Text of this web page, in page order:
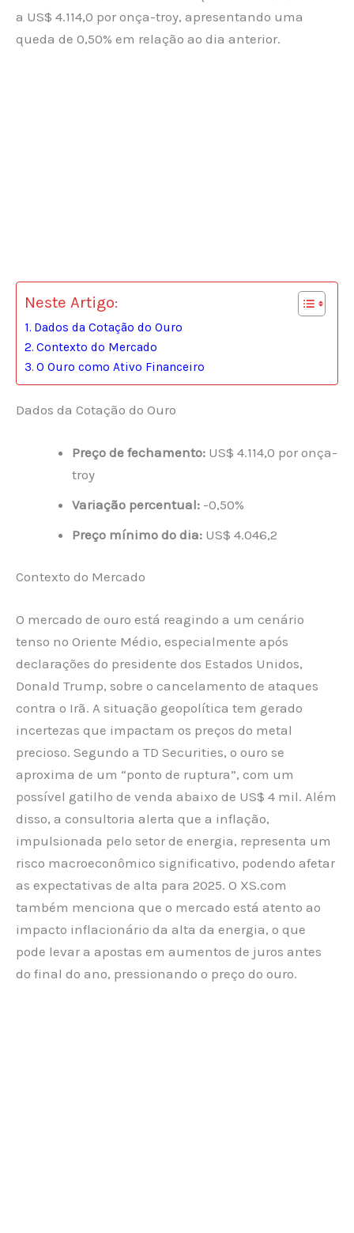
a US$ 4.114,0 por onça-troy, apresentando uma
queda de 0,50% em relação ao dia anterior.
Neste Artigo:
Dados da Cotação do Ouro
Contexto do Mercado
O Ouro como Ativo Financeiro
Dados da Cotação do Ouro
Preço de fechamento: US$ 4.114,0 por onça-
troy
Variação percentual: -0,50%
Preço mínimo do dia: US$ 4.046,2
Contexto do Mercado
O mercado de ouro está reagindo a um cenário
tenso no Oriente Médio, especialmente após
declarações do presidente dos Estados Unidos,
Donald Trump, sobre o cancelamento de ataques
contra o Irã. A situação geopolítica tem gerado
incertezas que impactam os preços do metal
precioso. Segundo a TD Securities, o ouro se
aproxima de um “ponto de ruptura”, com um
possível gatilho de venda abaixo de US$ 4 mil. Além
disso, a consultoria alerta que a inflação,
impulsionada pelo setor de energia, representa um
risco macroeconômico significativo, podendo afetar
as expectativas de alta para 2025. O XS.com
também menciona que o mercado está atento ao
impacto inflacionário da alta da energia, o que
pode levar a apostas em aumentos de juros antes
do final do ano, pressionando o preço do ouro.